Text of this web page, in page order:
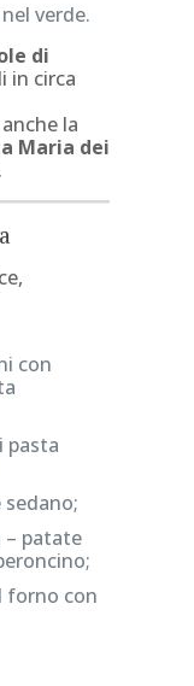
verde.
di
in circa
la
Maria dei
con
pasta
– patate
forno con